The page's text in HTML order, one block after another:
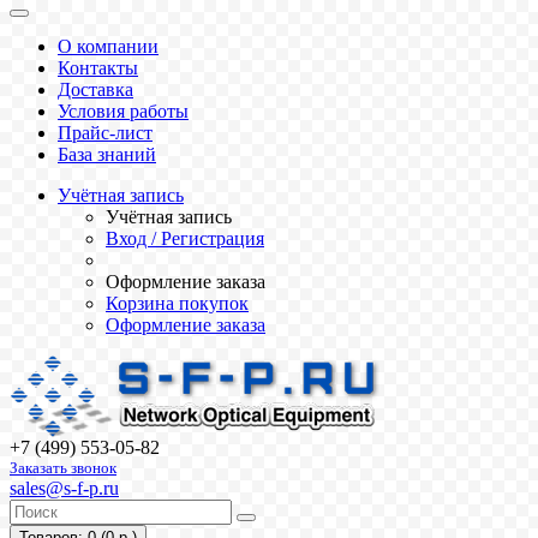
О компании
Контакты
Доставка
Условия работы
Прайс-лист
База знаний
Учётная запись
Учётная запись
Вход / Регистрация
Оформление заказа
Корзина покупок
Оформление заказа
+7 (499) 553-05-82
Заказать звонок
sales@s-f-p.ru